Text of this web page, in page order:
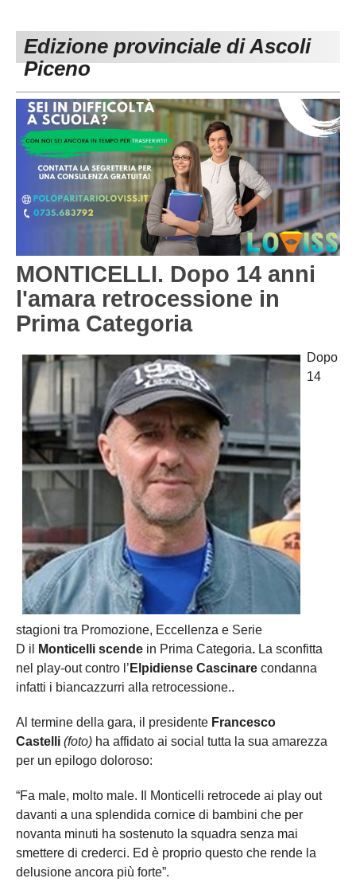
Carica la tua Rosa
1^ CATEGORIA
3^ CATEGORIA
GIOVANILI
Edizione provinciale di Ascoli
Piceno
MONTICELLI. Dopo 14 anni
l'amara retrocessione in
Prima Categoria
Dopo
14
stagioni tra Promozione, Eccellenza e Serie
D il
Monticelli scende in Prima Categoria. La sconfitta
nel play-out contro l’ Elpidiense Cascinare condanna
infatti i biancazzurri alla retrocessione..
Al termine della gara, il presidente Francesco
Castelli (foto) ha affidato ai social tutta la sua amarezza
per un epilogo doloroso:
“Fa male, molto male. Il Monticelli retrocede ai play out
davanti a una splendida cornice di bambini che per
novanta minuti ha sostenuto la squadra senza mai
smettere di crederci. Ed è proprio questo che rende la
delusione ancora più forte”.